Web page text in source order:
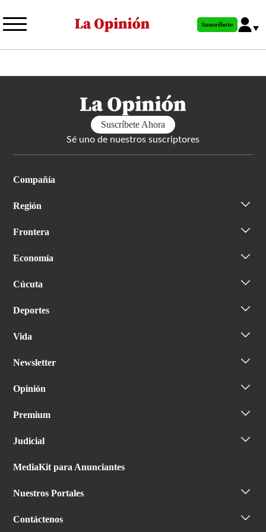
al
principal
Suscríbete
Suscríbete Ahora
Sé uno de nuestros suscriptores
Compañía
Región
Frontera
Economía
Cúcuta
Deportes
Vida
Newsletter
Opinión
Premium
Judicial
MediaKit para Anunciantes
Nuestros Portales
Contáctenos